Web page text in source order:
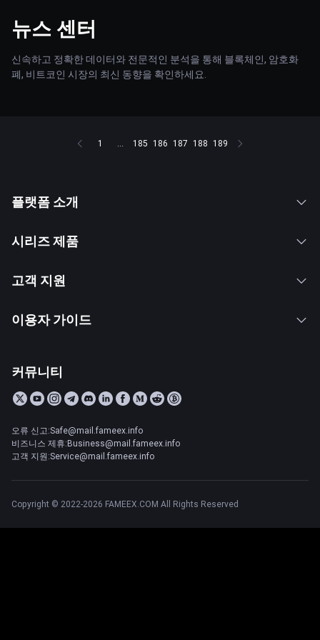
뉴스 센터
신속하고 정확한 데이터와 전문적인 분석을 통해 블록체인, 암호화
폐, 비트코인 시장의 최신 동향을 확인하세요.
1 ... 185 186 187 188 189
플랫폼 소개
시리즈 제품
고객 지원
이용자 가이드
커뮤니티
오류 신고:Safe@mail.fameex.info
비즈니스 제휴:Business@mail.fameex.info
고객 지원:Service@mail.fameex.info
Copyright © 2022-2026 FAMEEX.COM All Rights Reserved